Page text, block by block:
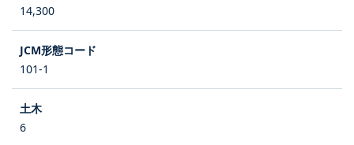
14,300
101-1
6